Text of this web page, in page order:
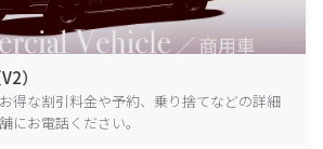
）
得な割引料金や予約、乗り捨てなどの詳細
にお電話ください。